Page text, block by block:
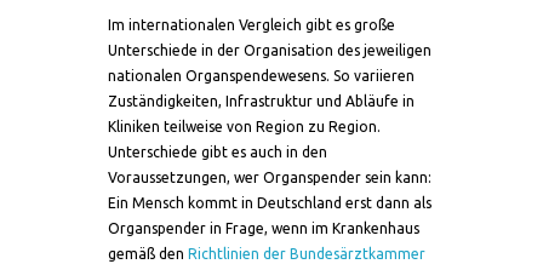
Im internationalen Vergleich gibt es große
Unterschiede in der Organisation des jeweiligen
nationalen Organspendewesens. So variieren
Zuständigkeiten, Infrastruktur und Abläufe in
Kliniken teilweise von Region zu Region.
Unterschiede gibt es auch in den
Voraussetzungen, wer Organspender sein kann:
Ein Mensch kommt in Deutschland erst dann als
Organspender in Frage, wenn im Krankenhaus
gemäß den Richtlinien der Bundesärztkammer